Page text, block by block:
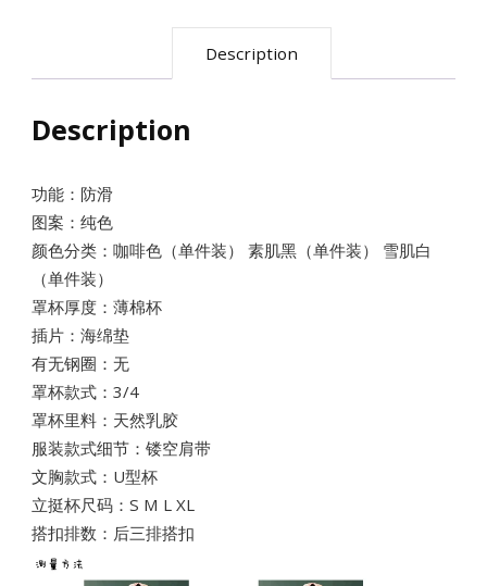
衣
形
一
片
式
无
痕
露
肩
quantity
Description
Description
功能：防滑
图案：纯色
颜色分类：咖啡色（单件装） 素肌黑（单件装） 雪肌白
（单件装）
罩杯厚度：薄棉杯
插片：海绵垫
有无钢圈：无
罩杯款式：3/4
罩杯里料：天然乳胶
服装款式细节：镂空肩带
文胸款式：U型杯
立挺杯尺码：S M L XL
搭扣排数：后三排搭扣